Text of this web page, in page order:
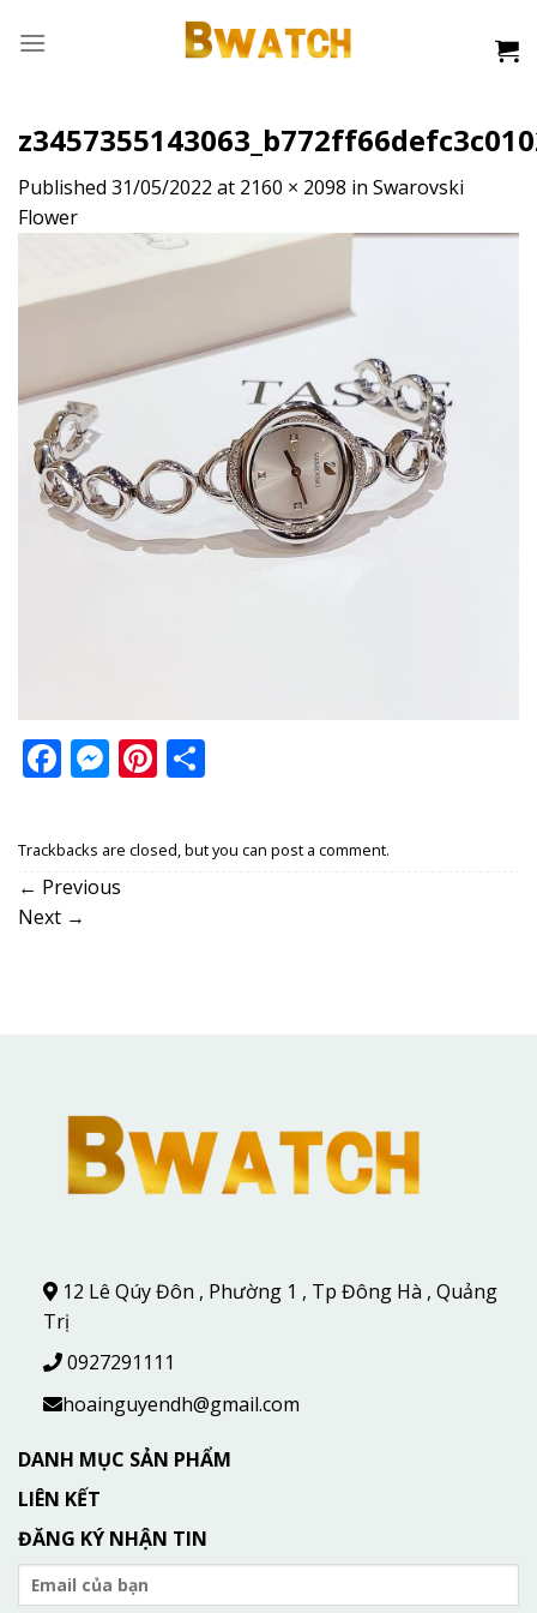
Published 31/05/2022 at 2160 × 2098 in Swarovski
Flower
Facebook
Messenger
Pinterest
Trackbacks are closed, but you can post a comment.
← Previous
Next →
12 Lê Qúy Đôn , Phường 1 , Tp Đông Hà , Quảng
Trị
0927291111
hoainguyendh@gmail.com
DANH MỤC SẢN PHẨM
LIÊN KẾT
ĐĂNG KÝ NHẬN TIN